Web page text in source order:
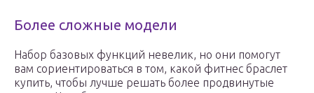
Более сложные модели
Набор базовых функций невелик, но они помогут
вам сориентироваться в том, какой фитнес браслет
купить, чтобы лучше решать более продвинутые